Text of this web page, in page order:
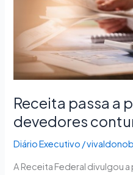
Receita passa a
devedores
Diário Executivo /
A Receita Federal divulgou
devedores
contumazes